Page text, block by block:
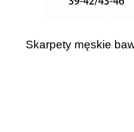
Skarpety męskie